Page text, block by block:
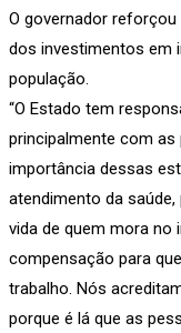
O governador reforçou
dos investimentos em
população.
“O Estado tem
principalmente com
importância dessas
atendimento da
vida de quem mora no
compensação para
trabalho. Nós
porque é lá que as